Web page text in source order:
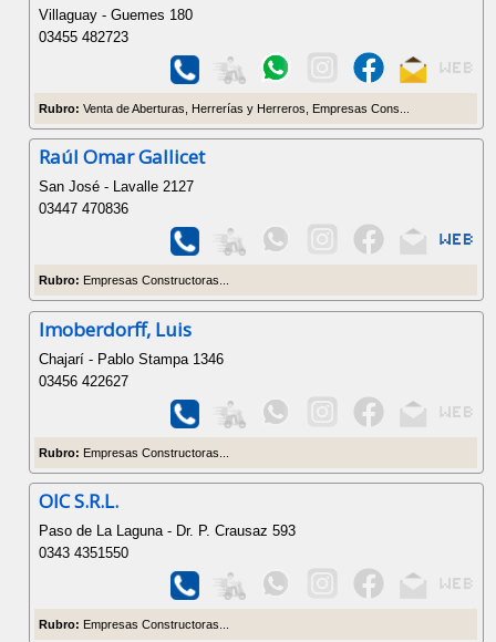
Villaguay - Guemes 180
03455 482723
Rubro: Venta de Aberturas, Herrerías y Herreros, Empresas Cons...
Raúl Omar Gallicet
San José - Lavalle 2127
03447 470836
Rubro: Empresas Constructoras...
Imoberdorff, Luis
Chajarí - Pablo Stampa 1346
03456 422627
Rubro: Empresas Constructoras...
OIC S.R.L.
Paso de La Laguna - Dr. P. Crausaz 593
0343 4351550
Rubro: Empresas Constructoras...